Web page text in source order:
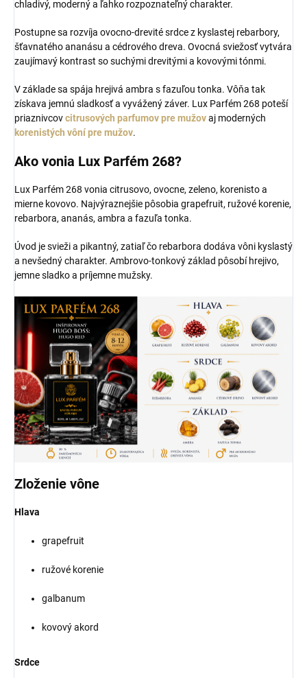
chladivý, moderný a ľahko rozpoznateľný charakter.
Postupne sa rozvíja ovocno-drevité srdce z kyslastej rebarbory,
šťavnatého ananásu a cédrového dreva. Ovocná sviežosť vytvára
zaujímavý kontrast so suchými drevitými a kovovými tónmi.
V základe sa spája hrejivá ambra s fazuľou tonka. Vôňa tak
získava jemnú sladkosť a vyvážený záver. Lux Parfém 268 poteší
priaznivcovcitrusových parfumov pre mužovaj moderných
korenistých vôní pre mužov.
Ako vonia Lux Parfém 268?
Lux Parfém 268 vonia citrusovo, ovocne, zeleno, korenisto a
mierne kovovo. Najvýraznejšie pôsobia grapefruit, ružové korenie,
rebarbora, ananás, ambra a fazuľa tonka.
Úvod je svieži a pikantný, zatiaľ čo rebarbora dodáva vôni kyslastý
a nevšedný charakter. Ambrovo-tonkový základ pôsobí hrejivo,
jemne sladko a príjemne mužsky.
Zloženie vône
Hlava
grapefruit
ružové korenie
galbanum
kovový akord
Srdce